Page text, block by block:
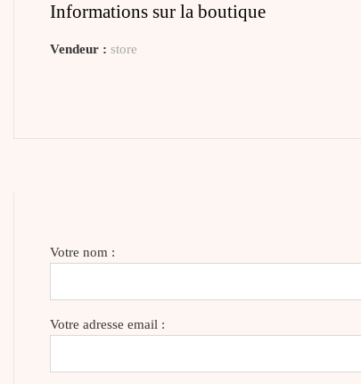
Informations sur la boutique
Vendeur : store
Votre nom :
Votre adresse email :